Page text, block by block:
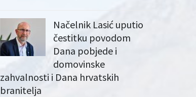
Načelnik Lasić uputio
čestitku povodom
Dana pobjede i
domovinske
zahvalnosti i Dana hrvatskih
branitelja